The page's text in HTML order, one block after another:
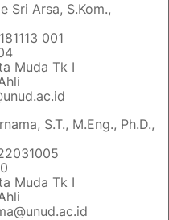
Sri Arsa, S.Kom.,
001
Muda Tk I
S.T., M.Eng., Ph.D.,
Muda Tk I